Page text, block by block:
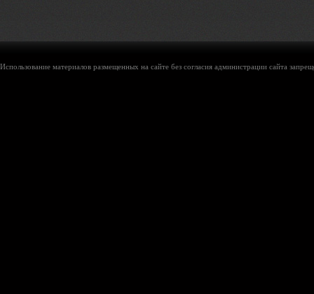
Использование материалов размещенных на сайте без согласия администрации сайта